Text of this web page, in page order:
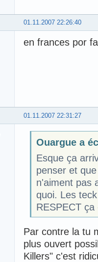
01.11.2007 22:26:40
en frances por
01.11.2007 22:31:27
Ouargue a
Esque ça
penser et
n'aiment pas
quoi. Les
RESPECT ça
Par contre la tu
plus ouvert
Killers" c'est